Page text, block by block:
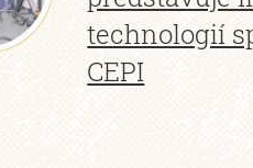
technologií
CEPI